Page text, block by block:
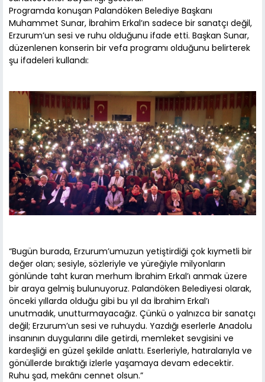
Programda konuşan Palandöken Belediye Başkanı
Muhammet Sunar, İbrahim Erkal’ın sadece bir sanatçı değil,
Erzurum’un sesi ve ruhu olduğunu ifade etti. Başkan Sunar,
düzenlenen konserin bir vefa programı olduğunu belirterek
şu ifadeleri kullandı:
“Bugün burada, Erzurum’umuzun yetiştirdiği çok kıymetli bir
değer olan; sesiyle, sözleriyle ve yüreğiyle milyonların
gönlünde taht kuran merhum İbrahim Erkal’ı anmak üzere
bir araya gelmiş bulunuyoruz. Palandöken Belediyesi olarak,
önceki yıllarda olduğu gibi bu yıl da İbrahim Erkal’ı
unutmadık, unutturmayacağız. Çünkü o yalnızca bir sanatçı
değil; Erzurum’un sesi ve ruhuydu. Yazdığı eserlerle Anadolu
insanının duygularını dile getirdi, memleket sevgisini ve
kardeşliği en güzel şekilde anlattı. Eserleriyle, hatıralarıyla ve
gönüllerde bıraktığı izlerle yaşamaya devam edecektir.
Ruhu şad, mekânı cennet olsun.”